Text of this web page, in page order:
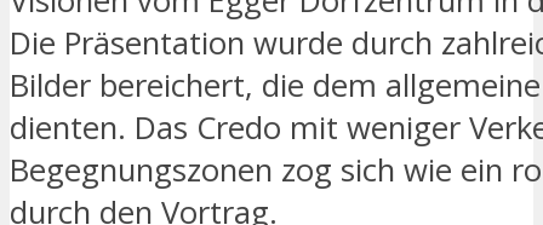
Die Präsentation wurde durch
Bilder bereichert, die dem
dienten. Das Credo mit weniger
Begegnungszonen zog sich wie ein
durch den Vortrag.